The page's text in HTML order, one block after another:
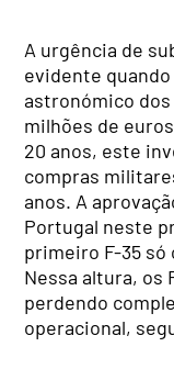
A urgência de
evidente
astronómico dos
milhões de
20 anos, este
compras
anos. A
Portugal neste
primeiro F-35 só
Nessa altura, os
perdendo
operacional,